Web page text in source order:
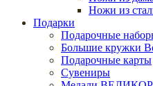
Ножи из
Подарки
Подарочные
Большие кружки
Подарочные карты
Сувениры